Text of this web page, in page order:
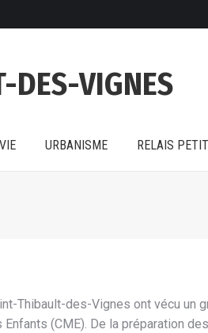
DES-VIGNES
URBANISME RELAIS
Thibault-des-Vignes ont vécu un
(CME). De la préparation
URBANISME RELAIS